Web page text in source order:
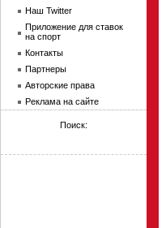
Наш Twitter
Приложение для ставок
на спорт
Контакты
Партнеры
Авторские права
Реклама на сайте
Поиск: